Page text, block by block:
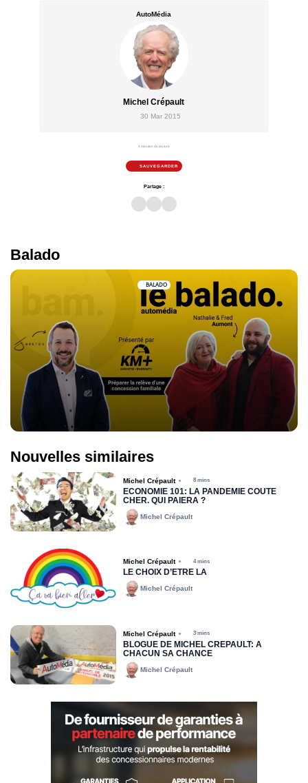
AutoMédia
Michel Crépault
30 Mar 2015
4 minutes de lecture
SAUVEGARDER
Partage :
Balado
BALADO
Nouvelles similaires
Michel Crépault 8 mins
ÉCONOMIE 101: LA PANDÉMIE COÛTE
CHER. QUI PAIERA ?
Michel Crépault
Michel Crépault 4 mins
LE CHOIX D’ÊTRE LÀ
Michel Crépault
Michel Crépault 3 mins
BLOGUE DE MICHEL CRÉPAULT: À
CHACUN SA CHANCE
Michel Crépault